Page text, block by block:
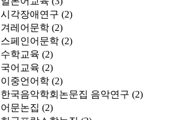
시각장애연구 (2)
겨레어문학 (2)
스페인어문학 (2)
수학교육 (2)
국어교육 (2)
이중언어학 (2)
한국음악학회논문집 음악연구 (2)
어문논집 (2)